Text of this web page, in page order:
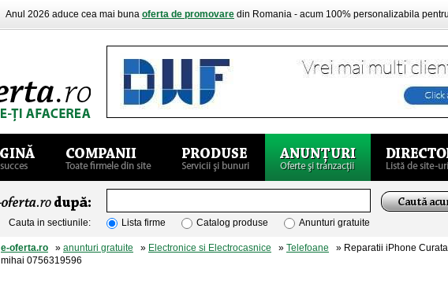
Anul 2026 aduce cea mai buna oferta de promovare din Romania - acum 100% personalizabila
Cauta in sectiunile: Lista firme Catalog produse Anunturi gratuite
e-oferta.ro » anunturi gratuite » Electronice si Electrocasnice » Telefoane » Reparatii iPhone
mihai 0756319596